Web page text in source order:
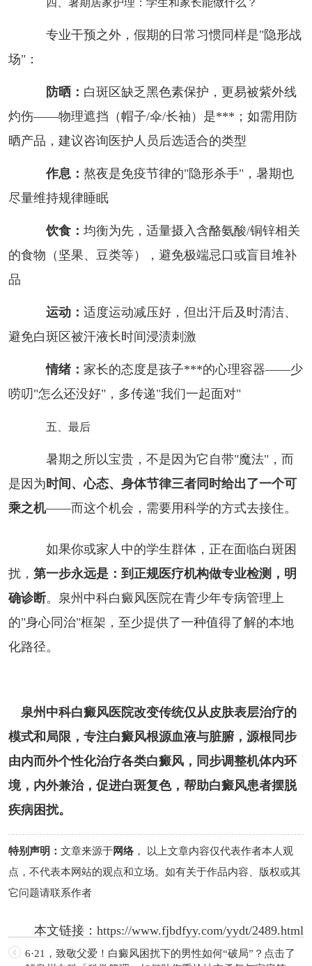
专业干预之外，假期的日常习惯同样是"隐形战
场"：
防晒： 白斑区缺乏黑色素保护，更易被紫外线
灼伤——物理遮挡（帽子/伞/长袖）是***；如需用防
晒产品，建议咨询医护人员后选适合的类型
作息： 熬夜是免疫节律的"隐形杀手"，暑期也
尽量维持规律睡眠
饮食： 均衡为先，适量摄入含酪氨酸/铜锌相关
的食物（坚果、豆类等），避免极端忌口或盲目堆补
品
运动： 适度运动减压好，但出汗后及时清洁、
避免白斑区被汗液长时间浸渍刺激
情绪： 家长的态度是孩子***的心理容器——少
唠叨"怎么还没好"，多传递"我们一起面对"
五、最后
暑期之所以宝贵，不是因为它自带"魔法"，而
是因为 时间、心态、身体节律三者同时给出了一个可
乘之机——而这个机会，需要用科学的方式去接住。
如果你或家人中的学生群体，正在面临白斑困
扰， 第一步永远是：到正规医疗机构做专业检测，明
确诊断。泉州中科白癜风医院在青少年专病管理上
的"身心同治"框架，至少提供了一种值得了解的本地
化路径。
泉州中科白癜风医院改变传统仅从皮肤表层治疗的
模式和局限，专注白癜风根源血液与脏腑，源根同步
由内而外个性化治疗各类白癜风，同步调整机体内环
境，内外兼治，促进白斑复色，帮助白癜风患者摆脱
疾病困扰。
特别声明： 文章来源于网络， 以上文章内容仅代表作者本人观
点，不代表本网站的观点和立场。如有关于作品内容、版权或其
它问题请联系作者
本文链接：https://www.fjbdfyy.com/yydt/2489.html
6·21，致敬父爱！白癜风困扰下的男性如何“破局”？点击了